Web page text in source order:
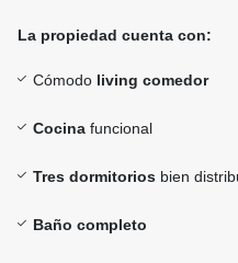
La propiedad cuenta con:
Cómodo living comedor
Cocina funcional
Tres dormitorios bien
Baño completo